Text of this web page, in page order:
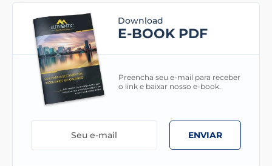
Download
E-BOOK PDF
Preencha seu e-mail para receber
o link e baixar nosso e-book.
ENVIAR